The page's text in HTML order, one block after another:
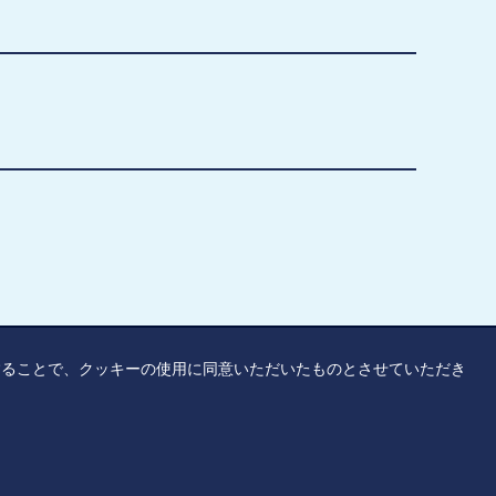
ことで、クッキーの使用に同意いただいたものとさせていただき